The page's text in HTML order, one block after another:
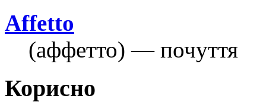
Affetto
(аффетто) — почуття
Корисно